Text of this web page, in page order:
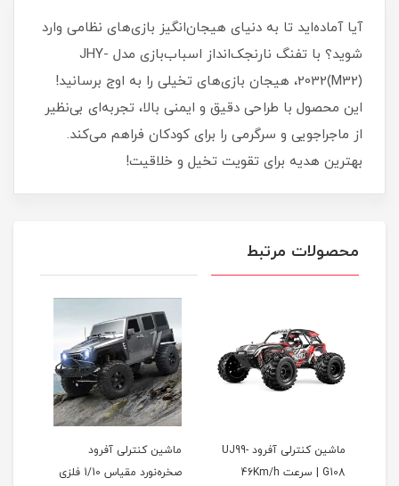
آیا آماده‌اید تا به دنیای هیجان‌انگیز بازی‌های نظامی وارد
شوید؟ با تفنگ نارنجک‌انداز اسباب‌بازی مدل JHY-
2032(M32)، هیجان بازی‌های تخیلی را به اوج برسانید!
این محصول با طراحی دقیق و ایمنی بالا، تجربه‌ای بی‌نظیر
از ماجراجویی و سرگرمی را برای کودکان فراهم می‌کند.
بهترین هدیه برای تقویت تخیل و خلاقیت!
محصولات مرتبط
ماشین کنترلی آفرود UJ99-
G108 | سرعت 46Km/h
ماشین کنترلی آفرود
صخره‌نورد مقیاس 1/10 فلزی